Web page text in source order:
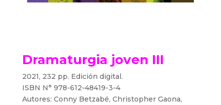
Dramaturgia joven III
2021, 232 pp. Edición digital.
ISBN N° 978-612-48419-3-4
Autores: Conny Betzabé, Christopher Gaona,